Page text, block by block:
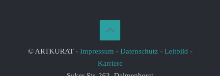
© ARTKURAT - Impressum - Datenschutz - Leitbild -
Karriere